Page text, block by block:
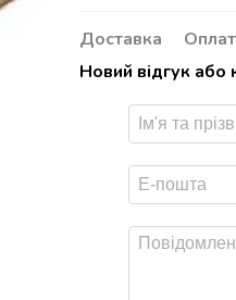
Доставка
Новий відгук або